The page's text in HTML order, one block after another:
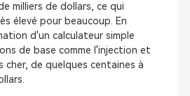
milliers de dollars, ce qui
élevé pour beaucoup. En
d'un calculateur simple
de base comme l'injection et
cher, de quelques centaines à